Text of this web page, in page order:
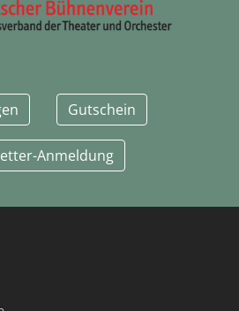
Gutschein
Anmeldung